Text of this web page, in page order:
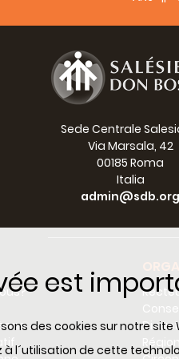
est
des cookies sur notre
à l´utilisation de cette
In
Sede Centrale
Via Marsala, 42
00185 Roma
Italia
admin@sdb.org
Régions